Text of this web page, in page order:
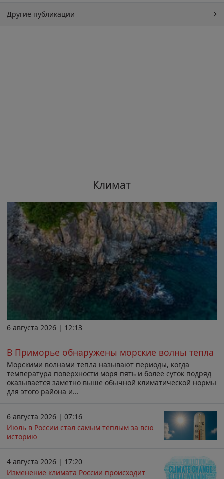
Другие публикации
Климат
6 августа 2026 | 12:13
В Приморье обнаружены морские волны тепла
Морскими волнами тепла называют периоды, когда
температура поверхности моря пять и более суток подряд
оказывается заметно выше обычной климатической нормы
для этого района и...
6 августа 2026 | 07:16
Июль в России стал самым тёплым за всю
историю
4 августа 2026 | 17:20
Изменение климата России происходит